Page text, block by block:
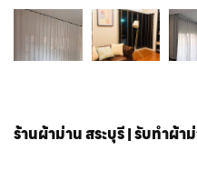
ร้านผ้าม่าน สระบุรี | รับทำผ้